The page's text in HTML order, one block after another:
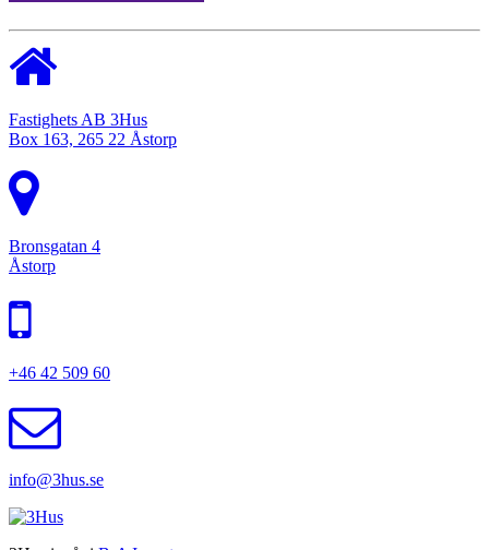
Fastighets AB 3Hus
Box 163, 265 22 Åstorp
Bronsgatan 4
Åstorp
+46 42 509 60
info@3hus.se